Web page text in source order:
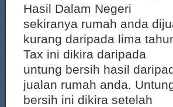
Hasil Dalam Negeri
sekiranya rumah anda
kurang daripada lima
Tax ini dikira daripada
untung bersih hasil
jualan rumah anda.
bersih ini dikira setelah